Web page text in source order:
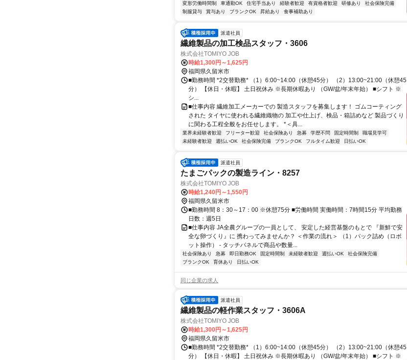
変形労働時間制 車通勤OK 住宅手当あり 経験者歓迎 有資格者歓迎 研修あり
社会保険完備
制服貸与
賞与あり ブランクOK 昇給あり 食事補助あり
派遣社員
繊維製品の加工検品スタッフ・3606
株式会社TOMIYO JOB
時給1,300円～1,625円
福岡県久留米市
■勤務時間 *2交替勤務* （1）6:00~14:00（休憩45分） （2）13:00~21:00（休憩45
分） 【休日・休暇】 土日祝休み ※長期休暇あり （GW/盆/年末年始） ■シフト ※
シ...
■仕事内容 繊維加工メーカーでの 製造スタッフを募集します！ ゴムコーティング
された タイヤに使われる繊維織物の 加工や仕上げ、検品・箱詰めなど 製品づくり
に関わる工程全般をお任せします。 *＜具...
業界未経験者歓迎 フリーター歓迎 社会保険あり 急募 学歴不問 固定時間制
職場見学可
未経験者歓迎
週払いOK 社会保険完備 ブランクOK フルタイム歓迎 日払いOK
派遣社員
たまごパックの製造ライン・8257
株式会社TOMIYO JOB
時給1,240円～1,550円
福岡県久留米市
■勤務時間 8：30～17：00 ※休憩75分 ■労働時間 実働時間：7時間15分 平均勤務
日数：週5日
■仕事内容 JA全農グループの一員として、 安定した経営基盤のもとで 『新鮮で安
全な卵づくり』に 携わってみませんか？ ＜作業の流れ＞ （1）パック詰め（ロボ
ット操作） - タッチパネルで商品や数量...
社会保険あり 急募 即日勤務OK 固定時間制 未経験者歓迎 週払いOK
社会保険完備
ブランクOK
育休あり 日払いOK
同じ企業の求人
派遣社員
繊維製品の軽作業スタッフ・3606A
株式会社TOMIYO JOB
時給1,300円～1,625円
福岡県久留米市
■勤務時間 *2交替勤務* （1）6:00~14:00（休憩45分） （2）13:00~21:00（休憩45
分） 【休日・休暇】 土日祝休み ※長期休暇あり （GW/盆/年末年始） ■シフト ※